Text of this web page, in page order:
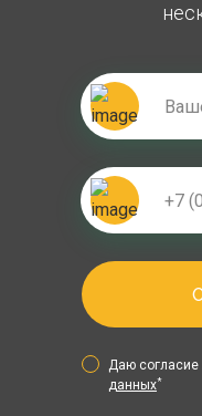
Даю согласие
данных*